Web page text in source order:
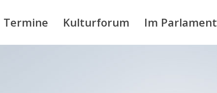
Termine Kulturforum Im Parlament